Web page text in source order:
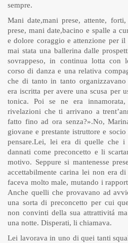
sempre.
Mani date,mani prese, attente,
prese, mani date,bacino e spalle a
e dolore coraggio e attenzione per
mai stata una ballerina dalle
sovrappeso, in continua lotta con
corso di danza e una relativa
che di tanto in tanto
era iscritta per avere una scusa per
tonica. Poi se ne era
rivelazioni che ti arrivano a
fatto fino ad ora senza?».No,
giovane e prestante istruttore e
pensare.Lei, lei era di quelle che i
dannati come preconcetto e li
motivo. Seppure si mantenesse
accettabilmente carina lei non era
faceva molto male, mutando i
Anche quelli che provavano ad
una sorta di preconcetto per cui
non convinti della sua attrattivitá
una notte. Disperati, li chiamava.
Lei lavorava in uno di quei tanti